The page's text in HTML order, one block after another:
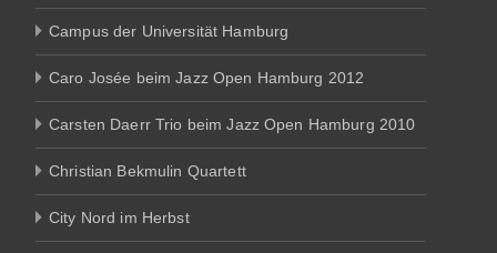
Campus der Universität Hamburg
Caro Josée beim Jazz Open Hamburg 2012
Carsten Daerr Trio beim Jazz Open Hamburg 2010
Christian Bekmulin Quartett
City Nord im Herbst